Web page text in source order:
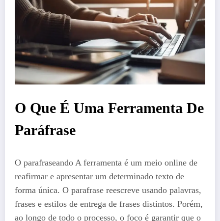
O Que É Uma Ferramenta De
Paráfrase
O parafraseando A ferramenta é um meio online de
reafirmar e apresentar um determinado texto de
forma única. O parafrase reescreve usando palavras,
frases e estilos de entrega de frases distintos. Porém,
ao longo de todo o processo, o foco é garantir que o